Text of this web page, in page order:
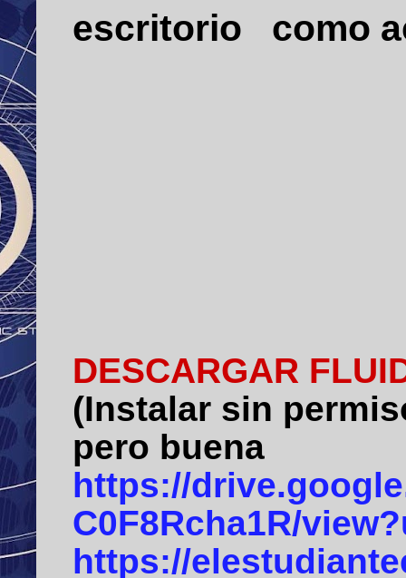
escritorio
como
DESCARGAR
(Instalar sin
pero buena
https://
C0F8Rcha1R/
https://